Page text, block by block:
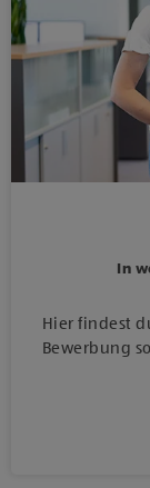
In
Hier findest
Bewerbung